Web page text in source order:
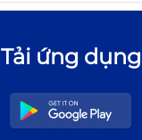
Tải ứng dụng